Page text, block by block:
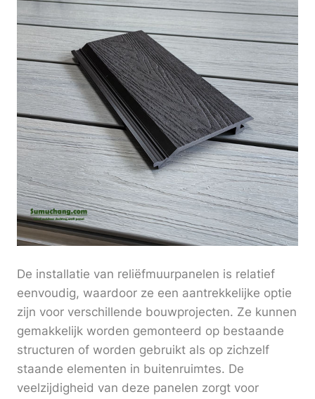
De installatie van reliëfmuurpanelen is relatief
eenvoudig, waardoor ze een aantrekkelijke optie
zijn voor verschillende bouwprojecten. Ze kunnen
gemakkelijk worden gemonteerd op bestaande
structuren of worden gebruikt als op zichzelf
staande elementen in buitenruimtes. De
veelzijdigheid van deze panelen zorgt voor